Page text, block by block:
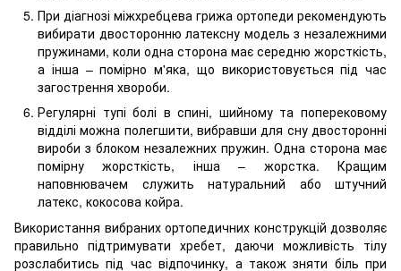
При діагнозі міжхребцева грижа ортопеди рекомендують
вибирати двосторонню латексну модель з незалежними
пружинами, коли одна сторона має середню жорсткість,
а інша – помірно м'яка, що використовується під час
загострення хвороби.
Регулярні тупі болі в спині, шийному та поперековому
відділі можна полегшити, вибравши для сну двосторонні
вироби з блоком незалежних пружин. Одна сторона має
помірну жорсткість, інша – жорстка. Кращим
наповнювачем служить натуральний або штучний
латекс, кокосова койра.
Використання вибраних ортопедичних конструкцій дозволяє
правильно підтримувати хребет, даючи можливість тілу
розслабитись під час відпочинку, а також зняти біль при